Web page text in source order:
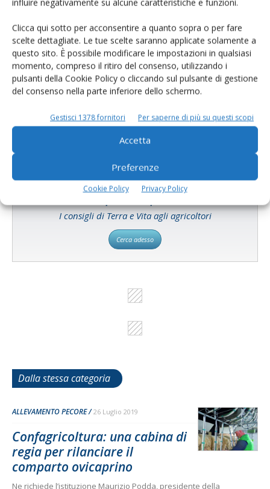
influire negativamente su alcune caratteristiche e funzioni.
Clicca qui sotto per acconsentire a quanto sopra o per fare
scelte dettagliate. Le tue scelte saranno applicate solamente a
questo sito. È possibile modificare le impostazioni in qualsiasi
momento, compreso il ritiro del consenso, utilizzando i
pulsanti della Cookie Policy o cliccando sul pulsante di gestione
del consenso nella parte inferiore dello schermo.
Gestisci 1378 fornitori Per saperne di più su questi scopi
Accetta
Preferenze
Cookie Policy Privacy Policy
Catalogo Aziende e Prodotti
Un modo semplice per cercare un'azienda o un
Cerca adesso
L'Esperto risponde
I consigli di Terra e Vita agli agricoltori
Cerca adesso
Dalla stessa categoria
ALLEVAMENTO PECORE 26 Luglio 2019
Confagricoltura: una cabina di
regia per rilanciare il
comparto ovicaprino
Ne richiede l’istituzione Maurizio Podda, presidente della